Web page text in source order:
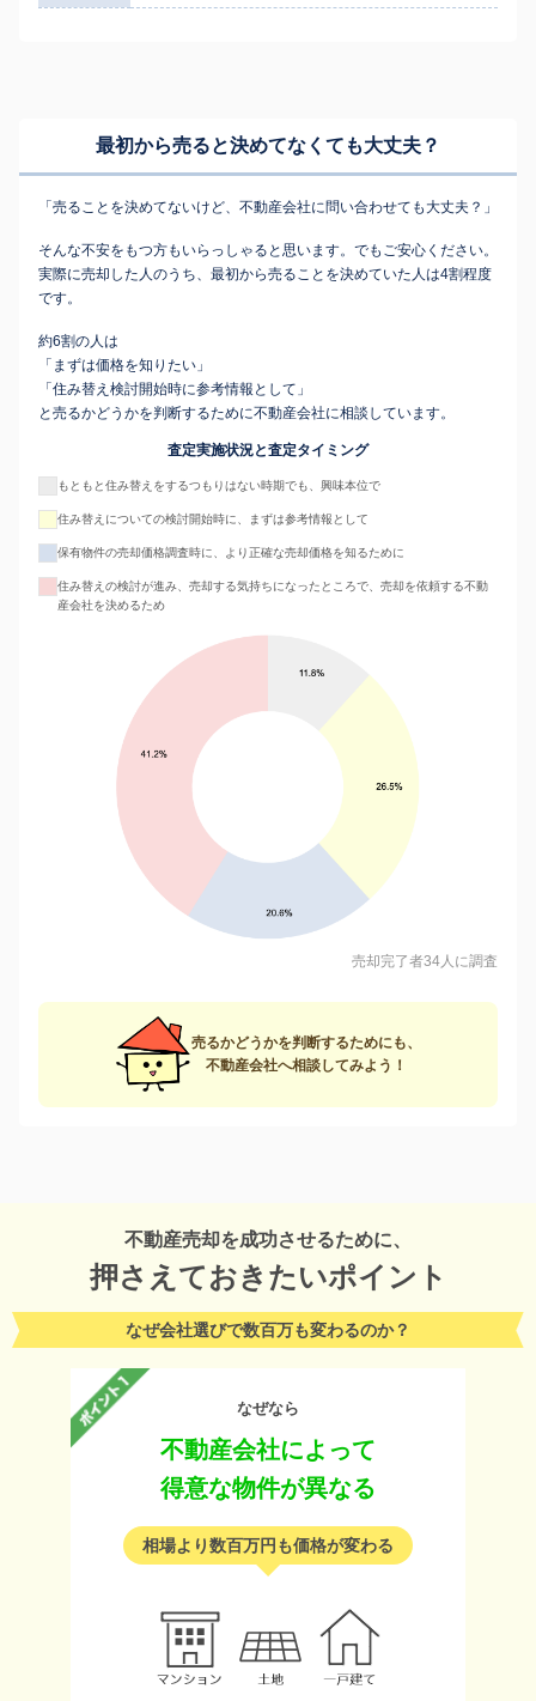
最初から売ると決めてなくても大丈夫？
「売ることを決めてないけど、不動産会社に問い合わせても大丈夫？」
そんな不安をもつ方もいらっしゃると思います。でもご安心ください。
実際に売却した人のうち、最初から売ることを決めていた人は4割程度
です。
約6割の人は
「まずは価格を知りたい」
「住み替え検討開始時に参考情報として」
と売るかどうかを判断するために不動産会社に相談しています。
査定実施状況と査定タイミング
もともと住み替えをするつもりはない時期でも、興味本位で
住み替えについての検討開始時に、まずは参考情報として
保有物件の売却価格調査時に、より正確な売却価格を知るために
住み替えの検討が進み、売却する気持ちになったところで、売却を依頼する不動
産会社を決めるため
売却完了者34人に調査
売るかどうかを判断するためにも、
不動産会社へ相談してみよう！
不動産売却を成功させるために、
押さえておきたいポイント
なぜ会社選びで数百万も変わるのか？
なぜなら
不動産会社によって
得意な物件が異なる
相場より数百万円も価格が変わる